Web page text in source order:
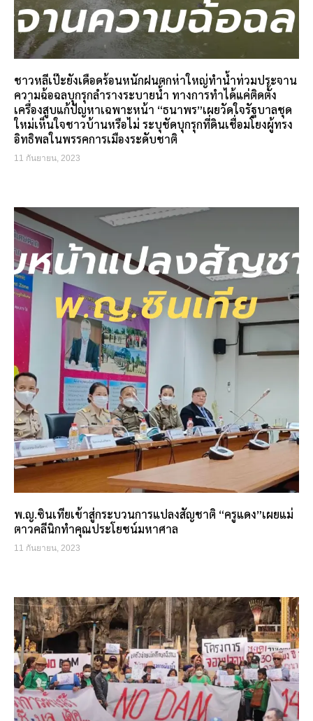
ชาวหลีเป๊ะยังเดือดร้อนหนักฝนตกห่าใหญ่ทำน้ำท่วมประจาน
ความฉ้อฉลบุกรุกลำรางระบายน้ำ ทางการทำได้แค่ติดตั้ง
เครื่องสูบแก้ปัญหาเฉพาะหน้า “ธนาพร”เผยวัดใจรัฐบาลชุด
ใหม่เห็นใจชาวบ้านหรือไม่ ระบุชัดบุกรุกที่ดินเชื่อมโยงผู้ทรง
อิทธิพลในพรรคการเมืองระดับชาติ
11 กันยายน, 2023
พ.ญ.ซินเทียเข้าสู่กระบวนการแปลงสัญชาติ “ครูแดง”เผยแม่
ตาวคลีนิกทำคุณประโยชน์มหาศาล
11 กันยายน, 2023